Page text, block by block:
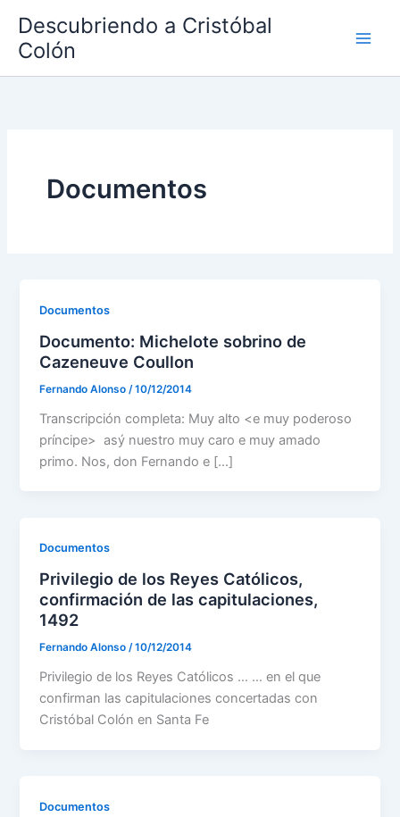
contenido
Descubriendo a Cristóbal
Colón
Documentos
Documentos
Documento: Michelote sobrino de
Cazeneuve Coullon
Fernando Alonso /10/12/2014
Transcripción completa: Muy alto <e muy poderoso
príncipe> asý nuestro muy caro e muy amado
primo. Nos, don Fernando e […]
Documentos
Privilegio de los Reyes Católicos,
confirmación de las capitulaciones,
1492
Fernando Alonso/10/12/2014
Privilegio de los Reyes Católicos … … en el que
confirman las capitulaciones concertadas con
Cristóbal Colón en Santa Fe
Documentos